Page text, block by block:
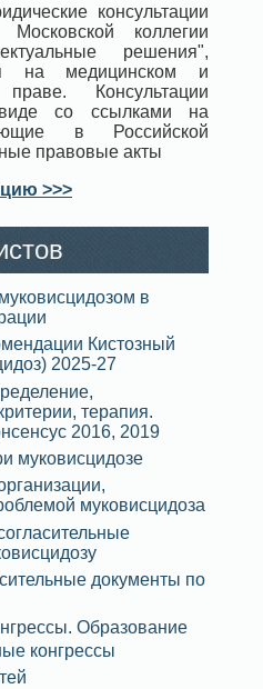
консультации
коллегии
решения",
на медицинском и
Консультации
со ссылками на
в Российской
правовые акты
>>>
в
Кистозный
2025-27
терапия.
2016, 2019
муковисцидозе
муковисцидоза
документы по
Образование
конгрессы